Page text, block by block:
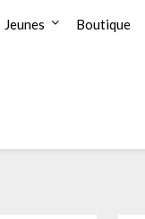
Jeunes Boutique